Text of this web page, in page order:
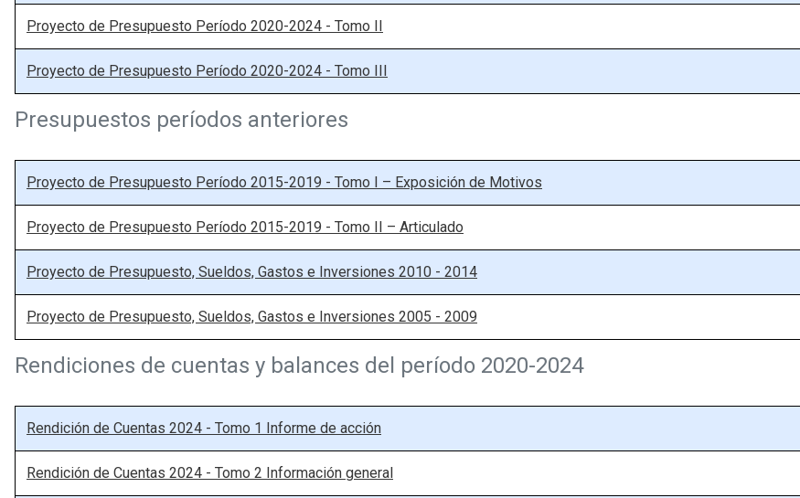
Proyecto de Presupuesto Período 2020-2024 - Tomo II
Proyecto de Presupuesto Período 2020-2024 - Tomo III
Presupuestos períodos anteriores
Proyecto de Presupuesto Período 2015-2019 - Tomo I – Exposición de Motivos
Proyecto de Presupuesto Período 2015-2019 - Tomo II – Articulado
Proyecto de Presupuesto, Sueldos, Gastos e Inversiones 2010 - 2014
Proyecto de Presupuesto, Sueldos, Gastos e Inversiones 2005 - 2009
Rendiciones de cuentas y balances del período 2020-2024
Rendición de Cuentas 2024 - Tomo 1 Informe de acción
Rendición de Cuentas 2024 - Tomo 2 Información general